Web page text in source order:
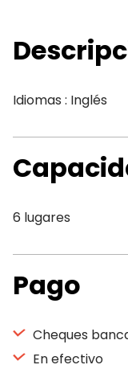
Idiomas : Inglés
6 lugares
Pago
Cheques
En efectivo